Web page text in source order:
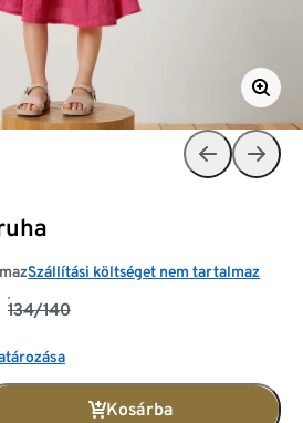
Szállítási költséget nem tartalmaz
134/140
Kosárba